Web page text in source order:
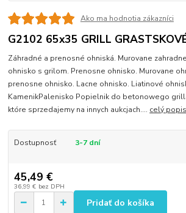
Ako ma hodnotia zákazníci
G2102 65x35 GRILL
Záhradné a prenosné ohniská. Murovane
ohnisko s grilom. Prenosne ohnisko. Murovane
prenosne ohnisko. Lacne ohnisko. Liatinové
KamenikPalenisko Popielnik do betonowego
które sprzedajemy na innych aukcjach.... celý popis
Dostupnosť 3-7 dní
45,49 €
36,99 € bez DPH
Pridať do košíka